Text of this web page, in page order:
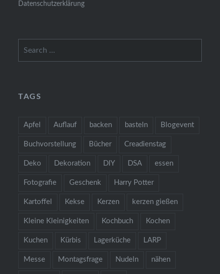
Datenschutzerklärung
TAGS
Apfel Auflauf backen basteln Blogevent
Buchvorstellung Bücher Creadienstag
Deko Dekoration DIY DSA essen
Fotografie Geschenk Harry Potter
Kartoffel Kekse Kerzen kerzen gießen
Kleine Kleinigkeiten Kochbuch Kochen
Kuchen Kürbis Lagerküche LARP
Messe Montagsfrage Nudeln nähen